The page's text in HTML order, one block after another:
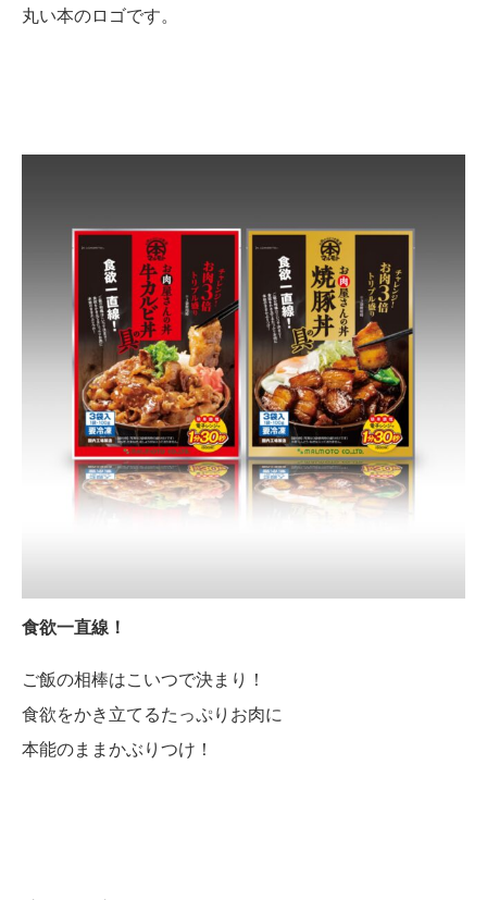
丸い本のロゴです。
食欲一直線！
ご飯の相棒はこいつで決まり！
食欲をかき立てるたっぷりお肉に
本能のままかぶりつけ！